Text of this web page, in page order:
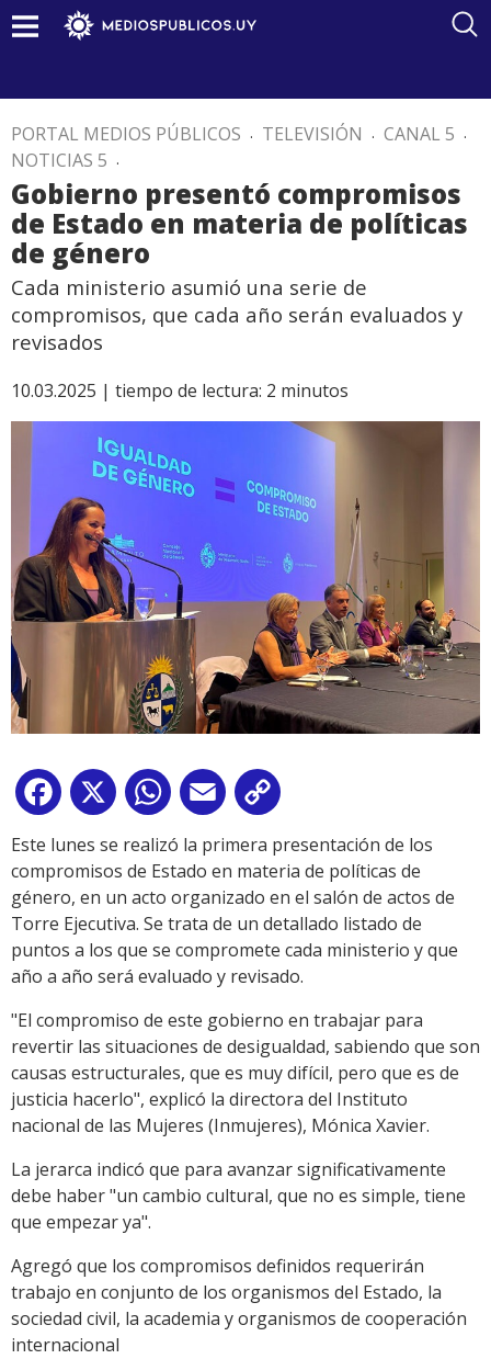
PORTAL MEDIOS PÚBLICOS . TELEVISIÓN . CANAL 5 .
NOTICIAS 5 .
Gobierno presentó compromisos
de Estado en materia de políticas
de género
Cada ministerio asumió una serie de
compromisos, que cada año serán evaluados y
revisados
10.03.2025 | tiempo de lectura: 2 minutos
Facebook
X WhatsApp
Email
Link
Este lunes se realizó la primera presentación de los
compromisos de Estado en materia de políticas de
género, en un acto organizado en el salón de actos de
Torre Ejecutiva. Se trata de un detallado listado de
puntos a los que se compromete cada ministerio y que
año a año será evaluado y revisado.
"El compromiso de este gobierno en trabajar para
revertir las situaciones de desigualdad, sabiendo que son
causas estructurales, que es muy difícil, pero que es de
justicia hacerlo", explicó la directora del Instituto
nacional de las Mujeres (Inmujeres), Mónica Xavier.
La jerarca indicó que para avanzar significativamente
debe haber "un cambio cultural, que no es simple, tiene
que empezar ya".
Agregó que los compromisos definidos requerirán
trabajo en conjunto de los organismos del Estado, la
sociedad civil, la academia y organismos de cooperación
internacional